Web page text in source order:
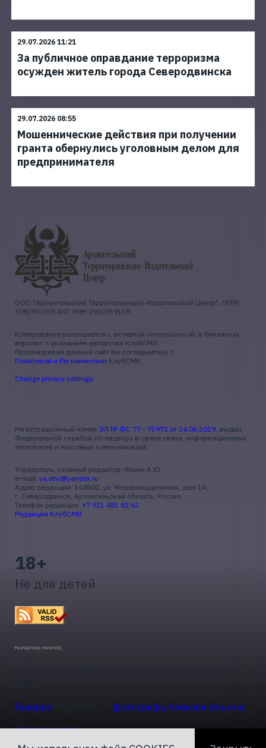
29.07.2026 11:21
За публичное оправдание терроризма
осужден житель города Северодвинска
29.07.2026 08:55
Мошеннические действия при получении
гранта обернулись уголовным делом для
предпринимателя
ООО "Архангельский Территориально-Издательский Центр", ОГРН
1082902001467, ИНН 2902059158.
Копирование разрешается с активной гиперссылкой, в бумажных
версиях: с указанием авторства КлубСМИ.
Просматривая данный сайт вы соглашаетесь с
Политикой и Регламентами КлубСМИ.
Change privacy settings
Регистрационный номер ЭЛ № ФС 77 - 75972 от 24.06.2019, выдан
Федеральной службой по надзору в сфере связи, информационных
технологий и массовых коммуникаций.
Учредитель, главный редактор: Ильин А.Ю.
e-mail: ya.atic@yandex.ru
Адрес редакции: 164500, ул. Железнодорожная, дом 1А,
г. Северодвинск, Архангельская область, Россия
Телефон редакции: +7 921 481 82 62
Редакция КлубСМИ
18+
Не для детей
Галерея
фотографа Алексея Ильина
Актуальные темы